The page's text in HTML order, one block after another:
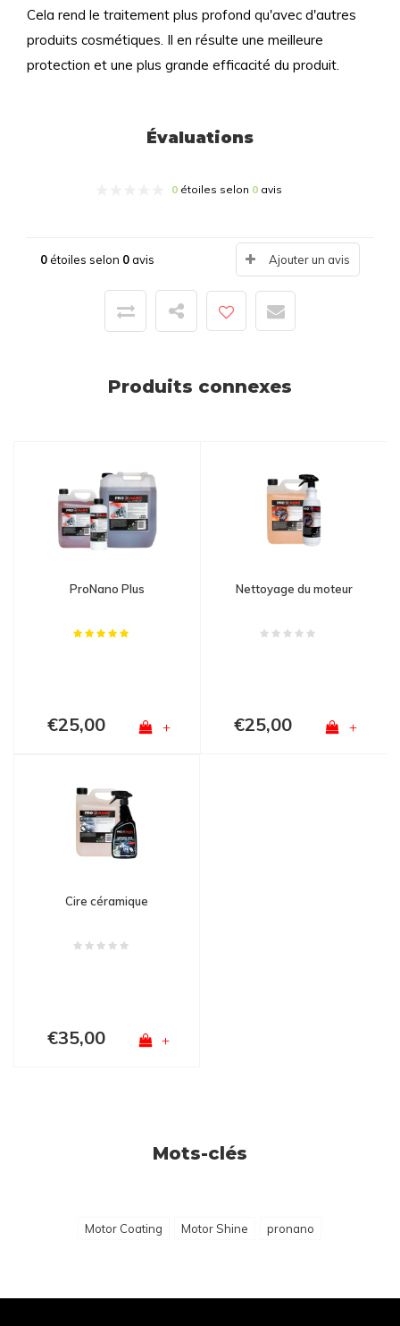
Cela rend le traitement plus profond qu'avec d'autres
produits cosmétiques. Il en résulte une meilleure
protection et une plus grande efficacité du produit.
Évaluations
0 étoiles selon 0 avis
0étoiles selon 0avis Ajouter un avis
Produits connexes
ProNano Plus
€25,00 +
Nettoyage du moteur
€25,00 +
Cire céramique
€35,00 +
Mots-clés
Motor Coating Motor Shine pronano